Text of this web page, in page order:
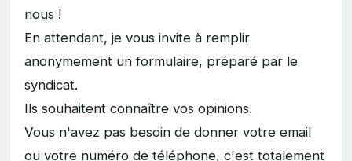
nous !
En attendant, je vous invite à remplir
anonymement un formulaire, préparé par le
syndicat.
Ils souhaitent connaître vos opinions.
Vous n'avez pas besoin de donner votre email
ou votre numéro de téléphone, c'est totalement